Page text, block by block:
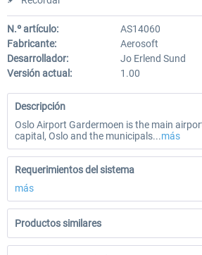
N.º artículo:
AS14060
Fabricante:
Aerosoft
Desarrollador:
Jo Erlend Sund
Versión actual:
1.00
Descripción
Oslo Airport Gardermoen is the main
capital, Oslo and the municipals...más
Requerimientos del sistema
más
Productos similares